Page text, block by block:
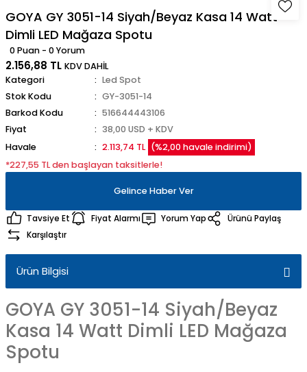
GOYA GY 3051-14 Siyah/Beyaz Kasa 14 Watt
Dimli LED Mağaza Spotu
0 Puan - 0 Yorum
2.156,88 TL KDV DAHİL
Kategori
Led Spot
Stok Kodu
GY-3051-14
Barkod Kodu
516644443106
Fiyat
38,00 USD + KDV
Havale
2.113,74 TL (%2,00 havale indirimi)
*227,55 TL den başlayan taksitlerle!
Gelince Haber Ver
Tavsiye Et Fiyat Alarmı Yorum Yap
Ürünü Paylaş
Karşılaştır
Ürün Bilgisi
GOYA GY 3051-14 Siyah/Beyaz
Kasa 14 Watt Dimli LED Mağaza
Spotu